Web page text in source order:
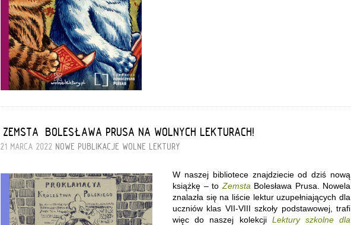
„ZEMSTA” BOLESŁAWA PRUSA NA WOLNYCH LEKTURACH!
21 MARCA 2022 NOWE PUBLIKACJE WOLNE LEKTURY
W naszej bibliotece znajdziecie od dziś nową
książkę – to Zemsta Bolesława Prusa. Nowela
znalazła się na liście lektur uzupełniających dla
uczniów klas VII-VIII szkoły podstawowej, trafi
więc do naszej kolekcji Lektury szkolne dla